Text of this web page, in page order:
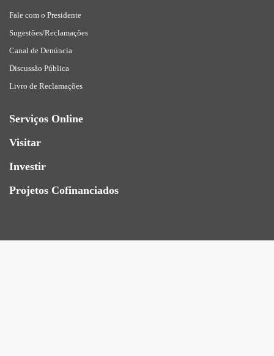
Fale com o Presidente
Sugestões/Reclamações
Canal de Denúncia
Discussão Pública
Livro de Reclamações
Serviços Online
Visitar
Investir
Projetos Cofinanciados